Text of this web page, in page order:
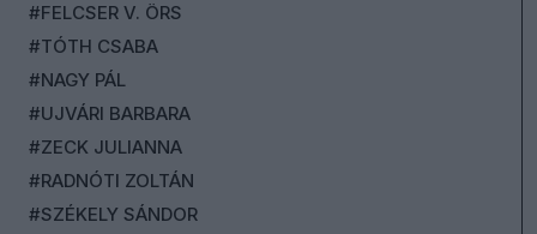
#FELCSER V. ÖRS
#TÓTH CSABA
#NAGY PÁL
#UJVÁRI BARBARA
#ZECK JULIANNA
#RADNÓTI ZOLTÁN
#SZÉKELY SÁNDOR